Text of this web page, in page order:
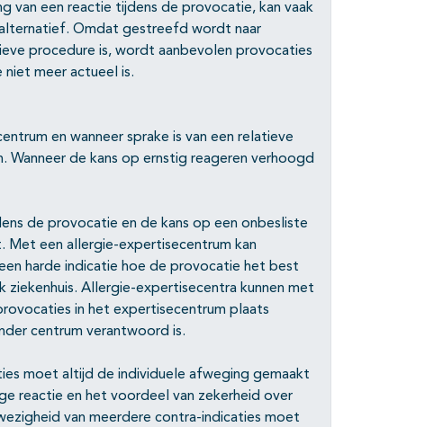
van een reactie tijdens de provocatie, kan vaak
Omdat gestreefd wordt naar
procedure is, wordt aanbevolen provocaties
meer actueel is.
en wanneer sprake is van een relatieve
de kans op ernstig reageren verhoogd
de provocatie en de kans op een onbesliste
een allergie-expertisecentrum kan
harde indicatie hoe de provocatie het best
Allergie-expertisecentra kunnen met
in het expertisecentrum plaats
centrum verantwoord is.
moet altijd de individuele afweging gemaakt
reactie en het voordeel van zekerheid over
van meerdere contra-indicaties moet